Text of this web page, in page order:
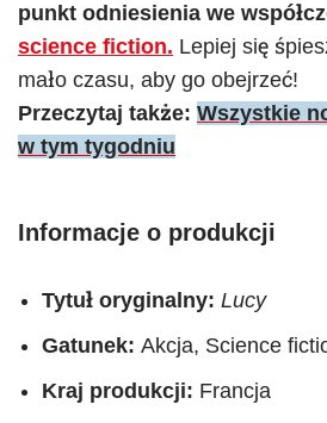
punkt odniesienia we
science fiction. Lepiej się
mało czasu, aby go obejrzeć!
Przeczytaj także: Wszystkie
w tym tygodniu
Informacje o produkcji
Tytuł oryginalny: Lucy
Gatunek: Akcja, Science
Kraj produkcji: Francja